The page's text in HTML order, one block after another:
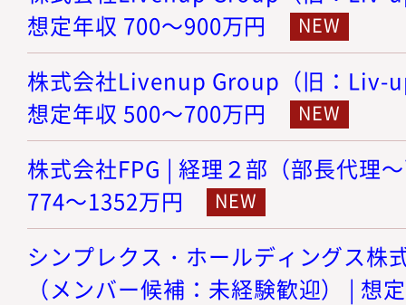
想定年収 700～900万円
株式会社Livenup Group（旧：Liv-
想定年収 500～700万円
株式会社FPG | 経理２部（部長代理
774～1352万円
シンプレクス・ホールディングス株
（メンバー候補：未経験歓迎） | 想